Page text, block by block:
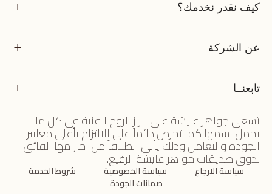
كيف نقدر نخدمك؟
عن الشركة
تابعنــا
تسعى جواهر عايشة على ابراز الروح الفنية في كل ما
يحمل اسمها كما تحرص دائماً على الالتزام بأعلى معايير
الجودة والتعامل وذلك يأتي انطلاقاً من احترامها الفائق
لذوق صديقات جواهر عايشة الرفيع.
سياسة الارجاع سياسة الخصوصية شروط الخدمة
ضمانات الجودة